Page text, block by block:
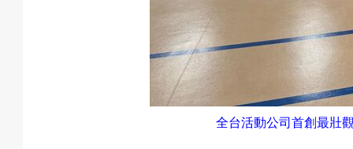
全台活動公司首創最壯